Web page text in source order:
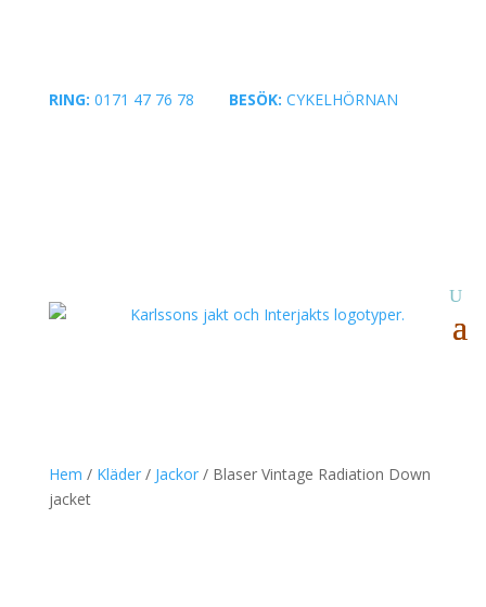
RING: 0171 47 76 78 BESÖK: CYKELHÖRNAN
Hem / Kläder/ Jackor/ Blaser Vintage Radiation Down
jacket